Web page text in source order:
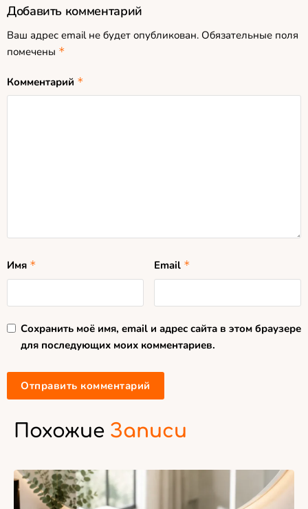
Добавить комментарий
Ваш адрес email не будет опубликован. Обязательные поля
помечены *
Комментарий *
Имя * Email *
Сохранить моё имя, email и адрес сайта в этом браузере
для последующих моих комментариев.
Похожие Записи